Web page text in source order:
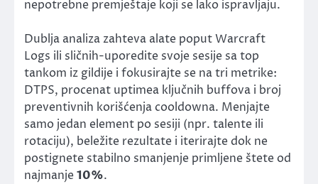
nepotrebne premještaje koji se lako ispravljaju.
Dublja analiza zahteva alate poput Warcraft
Logs ili sličnih-uporedite svoje sesije sa top
tankom iz gildije i fokusirajte se na tri metrike:
DTPS, procenat uptimea ključnih buffova i broj
preventivnih korišćenja cooldowna. Menjajte
samo jedan element po sesiji (npr. talente ili
rotaciju), beležite rezultate i iterirajte dok ne
postignete stabilno smanjenje primljene štete od
najmanje10%.